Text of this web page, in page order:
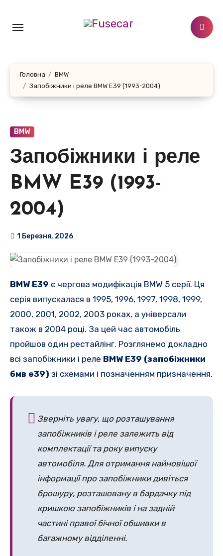
контенту
Головна
BMW
Запобіжники і реле BMW E39 (1993-2004)
BMW
Запобіжники і реле
BMW E39 (1993-
2004)
1 Березня, 2026
BMW E39 є чергова модифікація BMW 5 серії. Ця
серія випускалася в 1995, 1996, 1997, 1998, 1999,
2000, 2001, 2002, 2003 роках, а універсали
також в 2004 році. За цей час автомобіль
пройшов один рестайлінг. Розглянемо докладно
всі запобіжники і реле BMW E39 (запобіжники
бмв е39) зі схемами і позначенням призначення.
Зверніть увагу, що розташування
запобіжників і реле залежить від
комплектації та року випуску
автомобіля. Для отримання найновішої
інформації про запобіжники дивіться
брошуру, розташовану в бардачку під
кришкою запобіжників і на задній
частині правої бічної обшивки в
багажному відділенні.